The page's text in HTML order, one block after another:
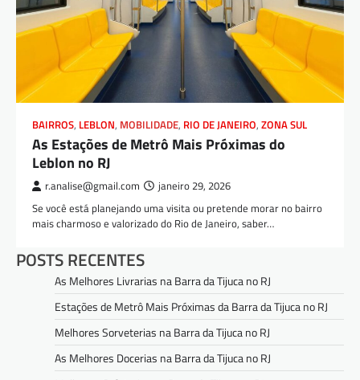
BAIRROS, LEBLON, MOBILIDADE, RIO DE JANEIRO, ZONA SUL
As Estações de Metrô Mais Próximas do
Leblon no RJ
r.analise@gmail.com janeiro 29, 2026
Se você está planejando uma visita ou pretende morar no bairro
mais charmoso e valorizado do Rio de Janeiro, saber…
POSTS RECENTES
As Melhores Livrarias na Barra da Tijuca no RJ
Estações de Metrô Mais Próximas da Barra da Tijuca no RJ
Melhores Sorveterias na Barra da Tijuca no RJ
As Melhores Docerias na Barra da Tijuca no RJ